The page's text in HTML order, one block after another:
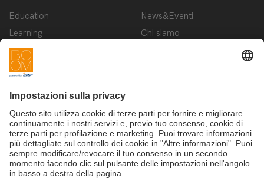
Education
Learning
Innovation
Startup
News&Eventi
Chi siamo
Iscriviti alla newsletter BOOM